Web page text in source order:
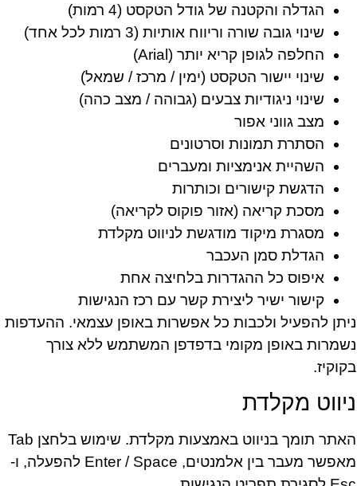
הגדלה והקטנה של גודל הטקסט (4 רמות)
שינוי גובה שורה וריווח אותיות (3 רמות לכל אחד)
החלפה לגופן קריא יותר (Arial)
שינוי יישור הטקסט (ימין / מרכז / שמאל)
שינוי ניגודיות צבעים (גבוהה / מצב כהה)
מצב גווני אפור
הסתרת תמונות וסרטונים
השהיית אנימציות ומעברים
הדגשת קישורים וכותרות
מסכת קריאה (אזור פוקוס לקריאה)
מסגרת מיקוד מודגשת לניווט מקלדת
הגדלת סמן העכבר
איפוס כל ההגדרות בלחיצה אחת
קישור ישיר ליצירת קשר עם רכז הנגישות
ניתן להפעיל ולכבות כל אפשרות באופן עצמאי. ההעדפות
נשמרות באופן מקומי בדפדפן המשתמש ללא צורך
בקוקיז.
ניווט מקלדת
האתר תומך בניווט באמצעות מקלדת. שימוש בלחצן Tab
מאפשר מעבר בין אלמנטים, Enter / Space להפעלה, ו-